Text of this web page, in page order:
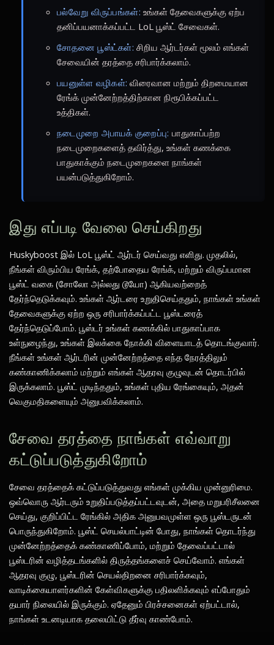
பல்வேறு விருப்பங்கள்: உங்கள் தேவைகளுக்கு ஏற்ப
தனிப்பயனாக்கப்பட்ட LoL பூஸ்ட் சேவைகள்.
சோதனை பூஸ்ட்கள்: சிறிய ஆர்டர்கள் மூலம் எங்கள்
சேவையின் தரத்தை சரிபார்க்கலாம்.
பயனுள்ள வழிகள்: விரைவான மற்றும் திறமையான
ரேங்க் முன்னேற்றத்திற்கான நிரூபிக்கப்பட்ட
உத்திகள்.
நடைமுறை அபாயக் குறைப்பு: பாதுகாப்பற்ற
நடைமுறைகளைத் தவிர்த்து, உங்கள் கணக்கை
பாதுகாக்கும் நடைமுறைகளை நாங்கள்
பயன்படுத்துகிறோம்.
இது எப்படி வேலை செய்கிறது
Huskyboost இல் LoL பூஸ்ட் ஆர்டர் செய்வது எளிது. முதலில்,
நீங்கள் விரும்பிய ரேங்க், தற்போதைய ரேங்க், மற்றும் விருப்பமான
பூஸ்ட் வகை (சோலோ அல்லது டூயோ) ஆகியவற்றைத்
தேர்ந்தெடுக்கவும். உங்கள் ஆர்டரை உறுதிசெய்ததும், நாங்கள் உங்கள்
தேவைகளுக்கு ஏற்ற ஒரு சரிபார்க்கப்பட்ட பூஸ்டரைத்
தேர்ந்தெடுப்போம். பூஸ்டர் உங்கள் கணக்கில் பாதுகாப்பாக
உள்நுழைந்து, உங்கள் இலக்கை நோக்கி விளையாடத் தொடங்குவார்.
நீங்கள் உங்கள் ஆர்டரின் முன்னேற்றத்தை எந்த நேரத்திலும்
கண்காணிக்கலாம் மற்றும் எங்கள் ஆதரவு குழுவுடன் தொடர்பில்
இருக்கலாம். பூஸ்ட் முடிந்ததும், உங்கள் புதிய ரேங்கையும், அதன்
வெகுமதிகளையும் அனுபவிக்கலாம்.
சேவை தரத்தை நாங்கள் எவ்வாறு
கட்டுப்படுத்துகிறோம்
சேவை தரத்தைக் கட்டுப்படுத்துவது எங்கள் முக்கிய முன்னுரிமை.
ஒவ்வொரு ஆர்டரும் உறுதிப்படுத்தப்பட்டவுடன், அதை மறுபரிசீலனை
செய்து, குறிப்பிட்ட ரேங்கில் அதிக அனுபவமுள்ள ஒரு பூஸ்டருடன்
பொருந்துகிறோம். பூஸ்ட் செயல்பாட்டின் போது, நாங்கள் தொடர்ந்து
முன்னேற்றத்தைக் கண்காணிப்போம், மற்றும் தேவைப்பட்டால்
பூஸ்டரின் வழித்தடங்களில் திருத்தங்களைச் செய்வோம். எங்கள்
ஆதரவு குழு, பூஸ்டரின் செயல்திறனை சரிபார்க்கவும்,
வாடிக்கையாளர்களின் கேள்விகளுக்கு பதிலளிக்கவும் எப்போதும்
தயார் நிலையில் இருக்கும். ஏதேனும் பிரச்சனைகள் ஏற்பட்டால்,
நாங்கள் உடனடியாக தலையிட்டு தீர்வு காண்போம்.